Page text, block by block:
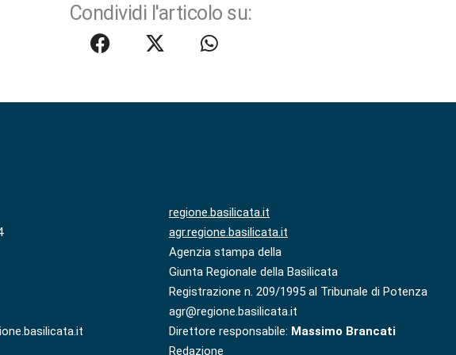
Condividi l'articolo su:
regione.basilicata.it
agr.regione.basilicata.it
Agenzia stampa della
Giunta Regionale della Basilicata
Registrazione n. 209/1995 al Tribunale di Potenza
agr@regione.basilicata.it
Direttore responsabile: Massimo Brancati
Redazione